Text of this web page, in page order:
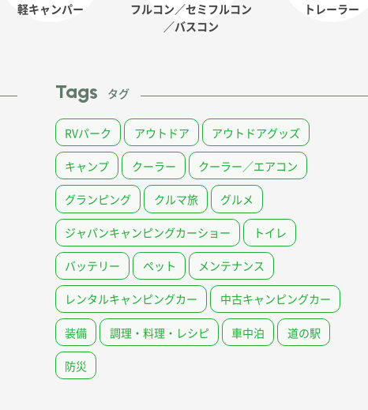
軽キャンパー
フルコン／セミフルコン
／バスコン
トレーラー
Tags タグ
RVパーク アウトドア アウトドアグッズ
キャンプ クーラー クーラー／エアコン
グランピング クルマ旅 グルメ
ジャパンキャンピングカーショー トイレ
バッテリー ペット メンテナンス
レンタルキャンピングカー 中古キャンピングカー
装備 調理・料理・レシピ 車中泊 道の駅
防災